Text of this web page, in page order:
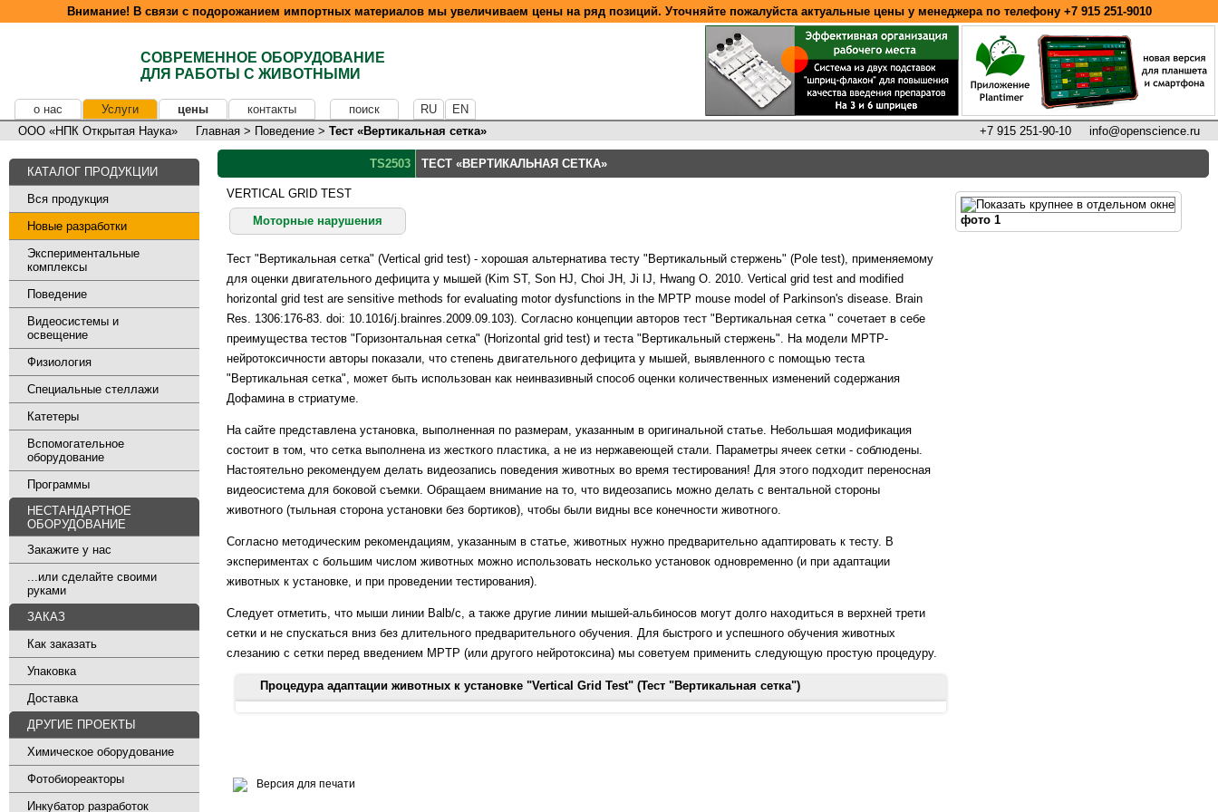
Внимание! В связи с подорожанием импортных материалов мы увеличиваем цены на ряд позиций. Уточняйте пожалуйста актуальные цены у менеджера по телефону +7 915 251-9010
СОВРЕМЕННОЕ ОБОРУДОВАНИЕ
ДЛЯ РАБОТЫ С ЖИВОТНЫМИ
о нас Услуги цены контакты поиск RU
EN
info@openscience.ru
+7 915 251-90-10
ООО «НПК Открытая Наука» Главная > Поведение > Тест «Вертикальная cетка»
КАТАЛОГ ПРОДУКЦИИ
Вся продукция
Новые разработки
Экспериментальные
комплексы
Поведение
Видеосистемы и
освещение
Физиология
Специальные стеллажи
Катетеры
Вспомогательное
оборудование
Программы
НЕСТАНДАРТНОЕ
ОБОРУДОВАНИЕ
Закажите у нас
...или сделайте своими
руками
ЗАКАЗ
Как заказать
Упаковка
Доставка
ДРУГИЕ ПРОЕКТЫ
Химическое оборудование
Фотобиореакторы
Инкубатор разработок
TS2503 ТЕСТ «ВЕРТИКАЛЬНАЯ CЕТКА»
VERTICAL GRID TEST
Моторные нарушения
Тест "Вертикальная сетка" (Vertical grid test) - хорошая альтернатива тесту "Вертикальный стержень" (Pole test), применяемому
для оценки двигательного дефицита у мышей (Kim ST, Son HJ, Choi JH, Ji IJ, Hwang O. 2010. Vertical grid test and modified
horizontal grid test are sensitive methods for evaluating motor dysfunctions in the MPTP mouse model of Parkinson's disease. Brain
Res. 1306:176-83. doi: 10.1016/j.brainres.2009.09.103). Согласно концепции авторов тест "Вертикальная сетка " сочетает в себе
преимущества тестов "Горизонтальная сетка" (Horizontal grid test) и теста "Вертикальный стержень". На модели MPTP-
нейротоксичности авторы показали, что степень двигательного дефицита у мышей, выявленного с помощью теста
"Вертикальная сетка", может быть использован как неинвазивный способ оценки количественных изменений содержания
Дофамина в стриатуме.
На сайте представлена установка, выполненная по размерам, указанным в оригинальной статье. Небольшая модификация
состоит в том, что сетка выполнена из жесткого пластика, а не из нержавеющей стали. Параметры ячеек сетки - соблюдены.
Настоятельно рекомендуем делать видеозапись поведения животных во время тестирования! Для этого подходит переносная
видеосистема для боковой съемки. Обращаем внимание на то, что видеозапись можно делать с вентальной стороны
животного (тыльная сторона установки без бортиков), чтобы были видны все конечности животного.
Согласно методическим рекомендациям, указанным в статье, животных нужно предварительно адаптировать к тесту. В
экспериментах с большим числом животных можно использовать несколько установок одновременно (и при адаптации
животных к установке, и при проведении тестирования).
Следует отметить, что мыши линии Balb/c, а также другие линии мышей-альбиносов могут долго находиться в верхней трети
сетки и не спускаться вниз без длительного предварительного обучения. Для быстрого и успешного обучения животных
слезанию с сетки перед введением МPTP (или другого нейротоксина) мы советуем применить следующую простую процедуру.
Процедура адаптации животных к установке "Vertical Grid Test" (Тест "Вертикальная сетка")
2. Поместите мышь на нижнюю треть установки головой вниз и дайте ей возможность слезть с сетки на подстил. Не
Версия для печати
фото 1